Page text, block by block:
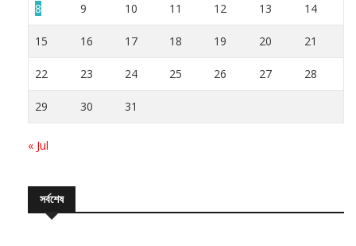
8 9 10 11 12 13 14
15 16 17 18 19 20 21
22 23 24 25 26 27 28
29 30 31
« Jul
সর্বশেষ